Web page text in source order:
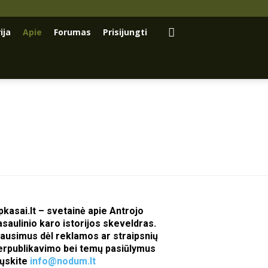
Apie Forumas Prisijungti
– svetainė apie Antrojo
karo istorijos skeveldras.
dėl reklamos ar straipsnių
bei temų pasiūlymus
info@nodum.lt